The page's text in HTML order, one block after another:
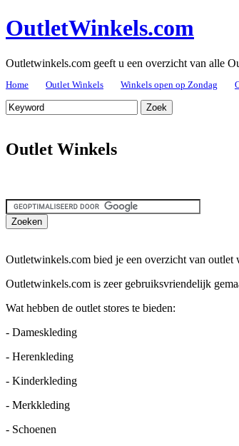
OutletWinkels.com
Outletwinkels.com geeft u een overzicht van alle
Home Outlet Winkels Winkels open op Zondag
Outlet Winkels
Outletwinkels.com bied je een overzicht van
Outletwinkels.com is zeer gebruiksvriendelijk
Wat hebben de outlet stores te bieden:
- Dameskleding
- Herenkleding
- Kinderkleding
- Merkkleding
- Schoenen